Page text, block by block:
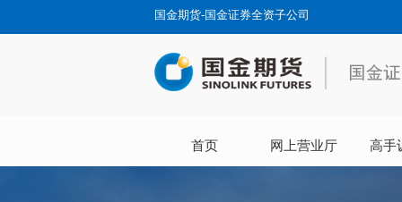
国金期货-国金证券全资子公司
首页 网上营业厅 高手